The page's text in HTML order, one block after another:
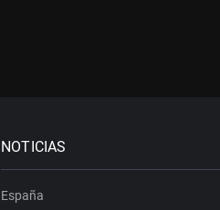
NOTICIAS
España